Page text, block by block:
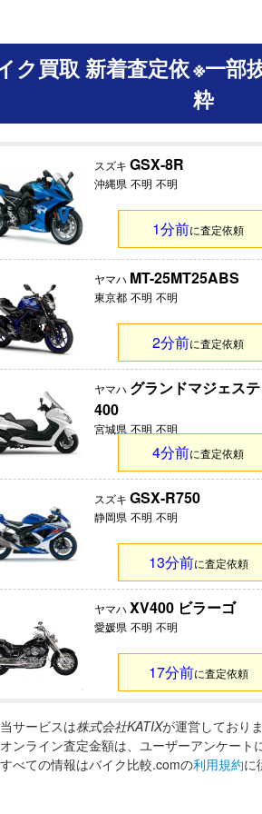
ク買取 新着査定依※一部
粋
スズキ GSX-8R
沖縄県 不明 不明
1分前に査定依頼
ヤマハ MT-25MT25ABS
東京都 不明 不明
2分前に査定依頼
ヤマハ グランドマジェス
400
宮城県 不明 不明
4分前に査定依頼
スズキ GSX-R750
静岡県 不明 不明
13分前に査定依頼
ヤマハXV400 ビラーゴ
愛媛県 不明 不明
17分前に査定依頼
当サービスは株式会社KATIXが運営しておりま
オンライン査定金額は、ユーザーアンケート
すべての情報はバイク比較.comの利用規約に